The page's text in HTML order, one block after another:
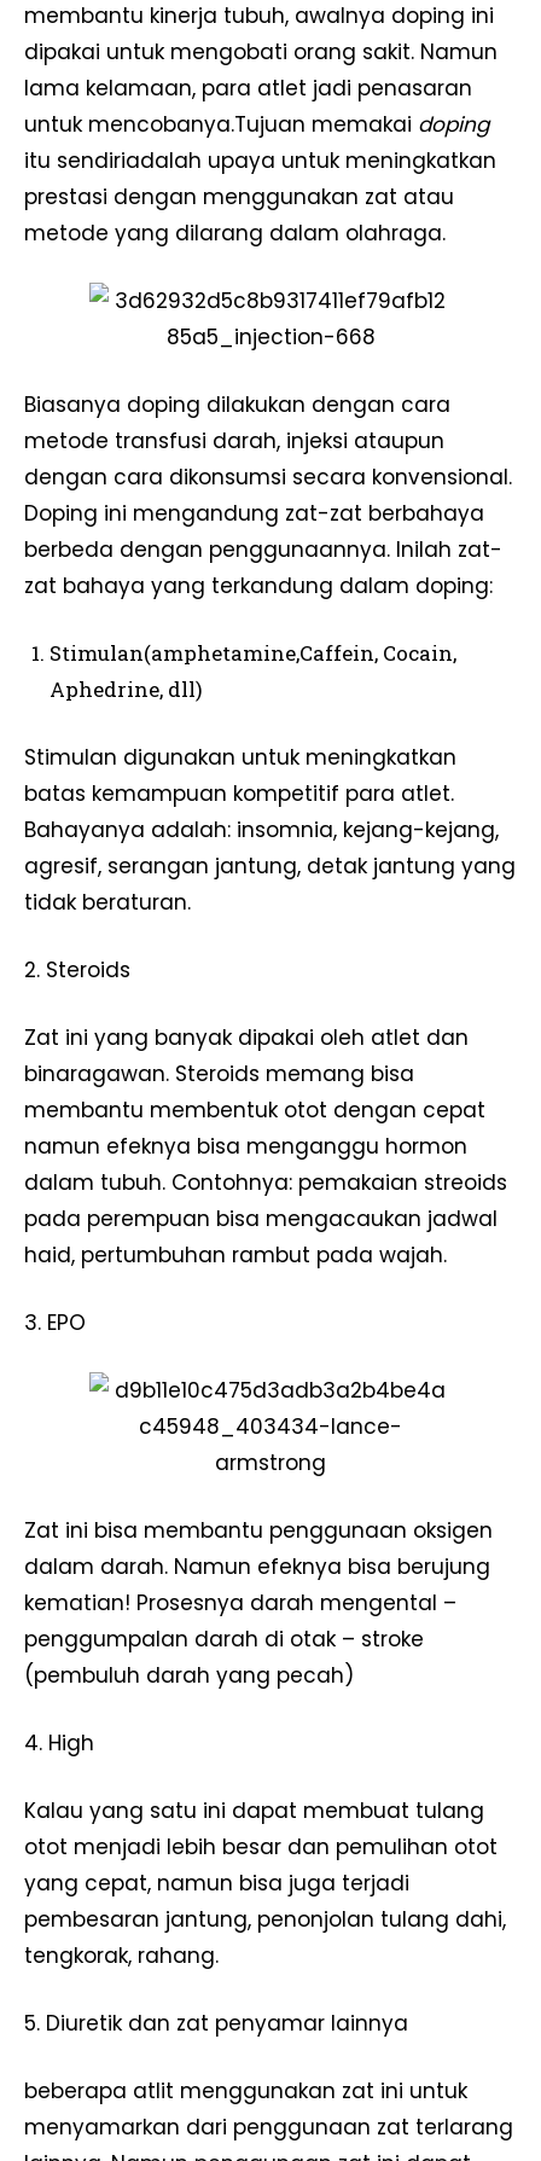
membantu kinerja tubuh, awalnya doping ini
dipakai untuk mengobati orang sakit. Namun
lama kelamaan, para atlet jadi penasaran
untuk mencobanya.Tujuan memakai doping
itu sendiriadalah upaya untuk meningkatkan
prestasi dengan menggunakan zat atau
metode yang dilarang dalam olahraga.
Biasanya doping dilakukan dengan cara
metode transfusi darah, injeksi ataupun
dengan cara dikonsumsi secara konvensional.
Doping ini mengandung zat-zat berbahaya
berbeda dengan penggunaannya. Inilah zat-
zat bahaya yang terkandung dalam doping:
Stimulan(amphetamine,Caffein, Cocain,
Aphedrine, dll)
Stimulan digunakan untuk meningkatkan
batas kemampuan kompetitif para atlet.
Bahayanya adalah: insomnia, kejang-kejang,
agresif, serangan jantung, detak jantung yang
tidak beraturan.
2. Steroids
Zat ini yang banyak dipakai oleh atlet dan
binaragawan. Steroids memang bisa
membantu membentuk otot dengan cepat
namun efeknya bisa menganggu hormon
dalam tubuh. Contohnya: pemakaian streoids
pada perempuan bisa mengacaukan jadwal
haid, pertumbuhan rambut pada wajah.
3. EPO
Zat ini bisa membantu penggunaan oksigen
dalam darah. Namun efeknya bisa berujung
kematian! Prosesnya darah mengental –
penggumpalan darah di otak – stroke
(pembuluh darah yang pecah)
4. High
Kalau yang satu ini dapat membuat tulang
otot menjadi lebih besar dan pemulihan otot
yang cepat, namun bisa juga terjadi
pembesaran jantung, penonjolan tulang dahi,
tengkorak, rahang.
5. Diuretik dan zat penyamar lainnya
beberapa atlit menggunakan zat ini untuk
menyamarkan dari penggunaan zat terlarang